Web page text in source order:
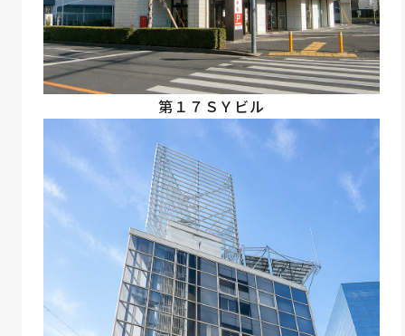
第１７ＳＹビル